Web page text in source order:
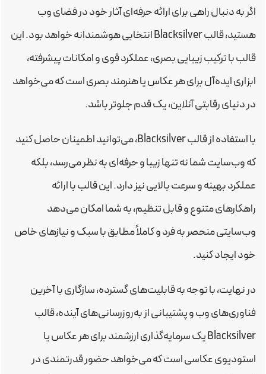
اگر به دنبال راهی برای ارائه حرفه‌ای آثار خود در فضای وب
هستید، قالب Blacksilver انتخابی هوشمندانه خواهد بود. این
قالب با ترکیب زیبایی بصری، عملکرد قوی و امکانات پیشرفته،
ابزاری ایده‌آل برای هر عکاس یا هنرمند بصری است که می‌خواهد
در دنیای رقابتی آنلاین، یک قدم جلوتر باشد.
با استفاده از قالب Blacksilver، می‌توانید اطمینان حاصل کنید
که وب‌سایت شما نه تنها زیبا و حرفه‌ای به نظر می‌رسد، بلکه
عملکرد بهینه و سرعت بالایی نیز دارد. این قالب با ارائه
راهکارهای متنوع و قابل تنظیم، به شما امکان می‌دهد
وب‌سایتی منحصر به فرد و کاملاً مطابق با سبک و نیازهای خاص
خود ایجاد کنید.
در نهایت، با توجه به قابلیت‌های گسترده، سازگاری با آخرین
فناوری‌های وب و پشتیبانی از به‌روزرسانی‌های آینده، قالب
Blacksilver یک سرمایه‌گذاری ارزشمند برای هر عکاس یا
استودیوی عکاسی است که می‌خواهد حضور قدرتمندی در